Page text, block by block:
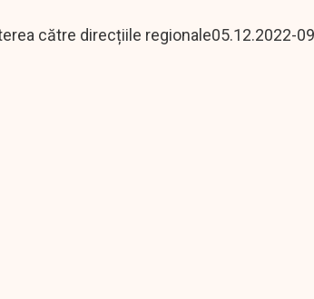
către direcțiile regionale05.12.2022-